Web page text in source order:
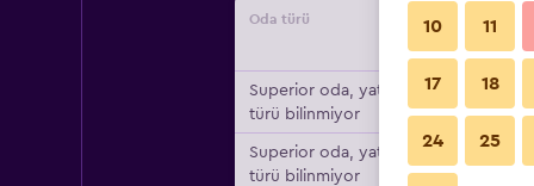
Oda türü Tedarikçi
Superior oda, yatak
türü bilinmiyor
Superior oda, yatak
türü bilinmiyor
10 11
17 18
24 25